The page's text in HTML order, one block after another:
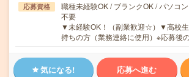
応募資格
職種未経験OK / ブランクOK / パソコ
不要
▼未経験OK！（副業歓迎☆）▼高校
持ちの方（業務連絡に使用）※応募後
気になる! 応募へ進む